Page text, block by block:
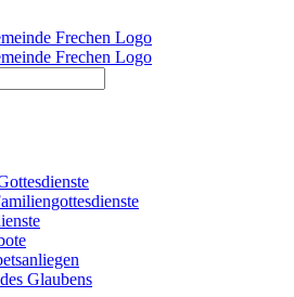
Glaubens